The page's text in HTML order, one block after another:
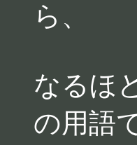
ら、
なるほ
の用語